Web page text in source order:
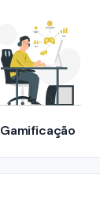
Gamificação